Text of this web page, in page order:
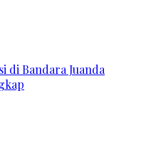
di Bandara Juanda